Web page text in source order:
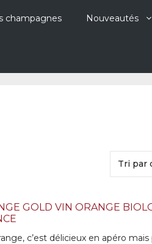
champagnes Nouveautés
GOLD VIN ORANGE
c’est délicieux en apéro